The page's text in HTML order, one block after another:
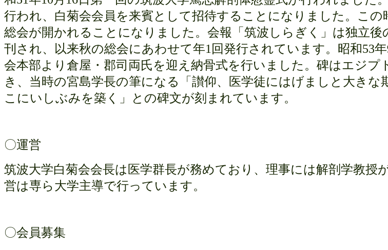
行われ、白菊会会員を来賓として招待することになりました。こ
総会が開かれることになりました。会報「筑波しらぎく」は独立後
刊され、以来秋の総会にあわせて年1 回発行されています。昭和53年
会本部より倉屋・郡司両氏を迎え納骨式を行いました。碑はエジ
き、当時の宮島学長の筆になる「讃仰、医学徒にはげましと大き
こにいしぶみを築く」との碑文が刻まれています。
〇運営
筑波大学白菊会会長は医学群長が務めており、理事には解剖学教
営は専ら大学主導で行っています。
〇会員募集